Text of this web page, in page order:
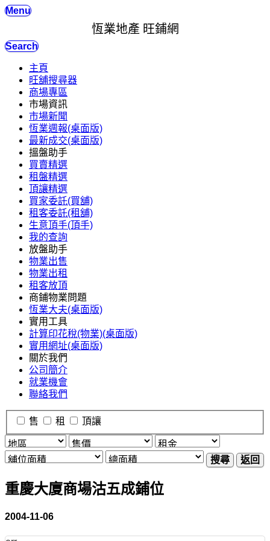
Menu
恆業地產 旺鋪網
Search
主頁
旺舖搜尋器
商場專區
市場資訊
市場新聞
恆業週報(桌面版)
最新成交(桌面版)
搵盤助手
買賣精選
租盤精選
頂讓精選
買家委託(買舖)
租客委託(租舖)
生意頂手(頂手)
我的查詢
放盤助手
物業出售
物業出租
租客放頂
商鋪物業問題
恆業大夫(桌面版)
實用工具
計算印花稅(物業)(桌面版)
實用網址(桌面版)
關於我們
公司簡介
就業機會
聯絡我們
售 租 頂讓
搜尋 返回
重慶大廈商場沽五成鋪位
2004-11-06